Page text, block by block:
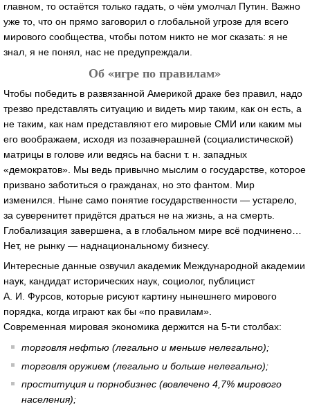
главном, то остаётся только гадать, о чём умолчал Путин. Важно
уже то, что он прямо заговорил о глобальной угрозе для всего
мирового сообщества, чтобы потом никто не мог сказать: я не
знал, я не понял, нас не предупреждали.
Об «игре по правилам»
Чтобы победить в развязанной Америкой драке без правил, надо
трезво представлять ситуацию и видеть мир таким, как он есть, а
не таким, как нам представляют его мировые СМИ или каким мы
его воображаем, исходя из позавчерашней (социалистической)
матрицы в голове или ведясь на басни т. н. западных
«демократов». Мы ведь привычно мыслим о государстве, которое
призвано заботиться о гражданах, но это фантом. Мир
изменился. Ныне само понятие государственности — устарело,
за суверенитет придётся драться не на жизнь, а на смерть.
Глобализация завершена, а в глобальном мире всё подчинено…
Нет, не рынку — наднациональному бизнесу.
Интересные данные озвучил академик Международной академии
наук, кандидат исторических наук, социолог, публицист
А. И. Фурсов, которые рисуют картину нынешнего мирового
порядка, когда играют как бы «по правилам».
Современная мировая экономика держится на 5-ти столбах:
торговля нефтью (легально и меньше нелегально);
торговля оружием (легально и больше нелегально);
проституция и порнобизнес (вовлечено 4,7% мирового
населения);